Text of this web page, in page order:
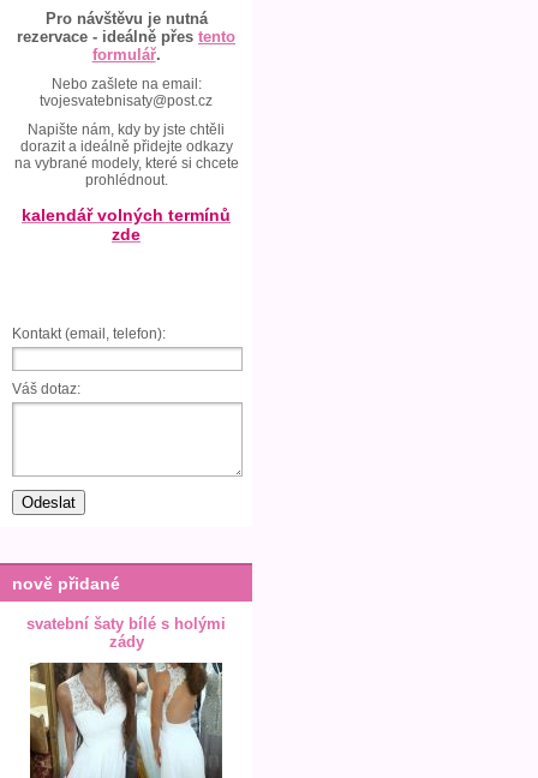
Pro návštěvu je nutná
rezervace - ideálně přes tento
formulář.
Nebo zašlete na email:
tvojesvatebnisaty@post.cz
Napište nám, kdy by jste chtěli
dorazit a ideálně přidejte odkazy
na vybrané modely, které si chcete
prohlédnout.
kalendář volných termínů
zde
Kontakt (email, telefon):
Váš dotaz:
nově přidané
svatební šaty bílé s holými
zády